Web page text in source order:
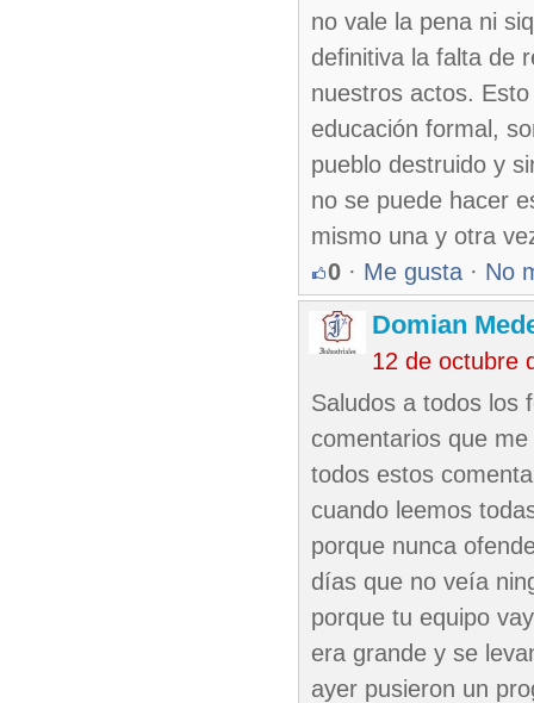
no vale la pena ni
definitiva la falta de
nuestros actos.
educación formal,
pueblo destruido y
no se puede hacer
mismo una y otra
0 · Me gusta · No
Domian
12 de octubre
Saludos a todos los
comentarios que
todos estos
cuando leemos
porque nunca
días que no veía
porque tu equipo
era grande y se
ayer pusieron un